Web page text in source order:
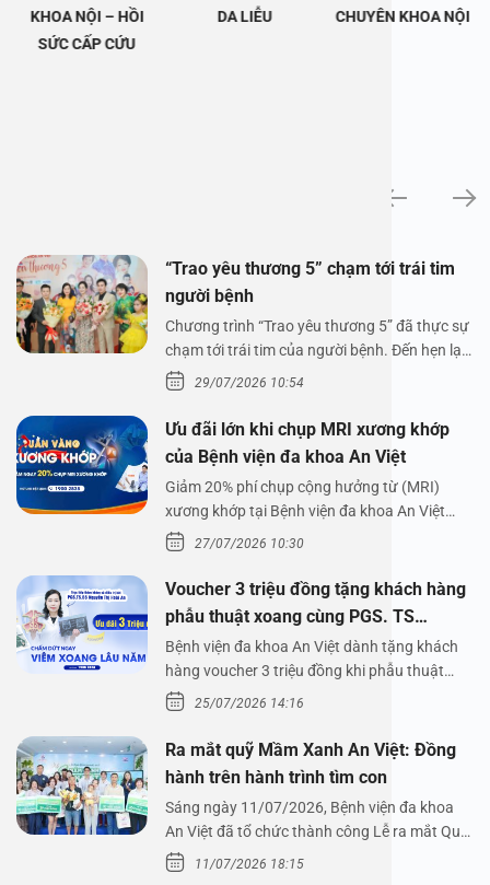
KHOA NỘI – HỒI
SỨC CẤP CỨU
DA LIỄU CHUYÊN KHOA NỘI
“Trao yêu thương 5” chạm tới trái tim
người bệnh
Chương trình “Trao yêu thương 5” đã thực sự
chạm tới trái tim của người bệnh. Đến hẹn lại
lên,…29/07/2026 10:54
Ưu đãi lớn khi chụp MRI xương khớp
của Bệnh viện đa khoa An Việt
Giảm 20% phí chụp cộng hưởng từ (MRI)
xương khớp tại Bệnh viện đa khoa An Việt
Bệnh viện đa…
27/07/2026 10:30
Voucher 3 triệu đồng tặng khách hàng
phẫu thuật xoang cùng PGS. TS
Nguyễn Thị Hoài An
Bệnh viện đa khoa An Việt dành tặng khách
hàng voucher 3 triệu đồng khi phẫu thuật
xoang cùng PGS.…
25/07/2026 14:16
Ra mắt quỹ Mầm Xanh An Việt: Đồng
hành trên hành trình tìm con
Sáng ngày 11/07/2026, Bệnh viện đa khoa
An Việt đã tổ chức thành công Lễ ra mắt Quỹ
Mầm Xanh…
11/07/2026 18:15